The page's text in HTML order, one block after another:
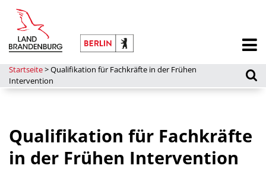
Startseite>Qualifikation für Fachkräfte in der Frühen
Intervention
Qualifikation für Fachkräfte
in der Frühen Intervention